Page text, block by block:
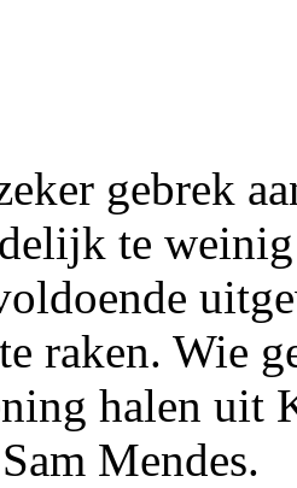
gebrek
te weinig
raken. Wie
halen uit
Mendes.